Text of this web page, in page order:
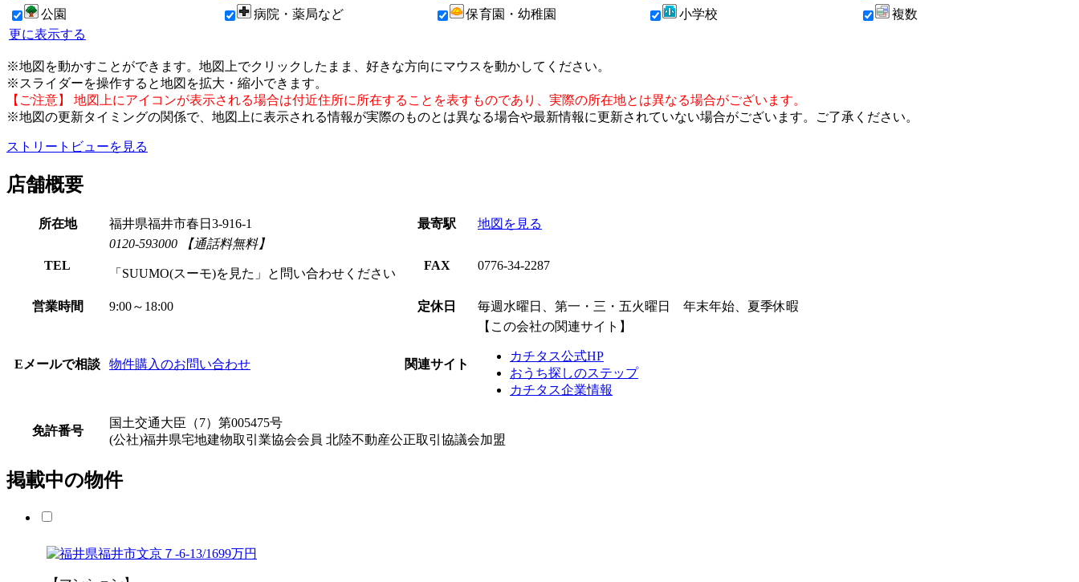
公園
病院・薬局など 保育園・幼稚園 小学校
複数
更に表示する
※地図を動かすことができます。地図上でクリックしたまま、好きな方向にマウスを動かしてください。
※スライダーを操作すると地図を拡大・縮小できます。
【ご注意】 地図上にアイコンが表示される場合は付近住所に所在することを表すものであり、実際の所在地とは異なる場合がございます。
※地図の更新タイミングの関係で、地図上に表示される情報が実際のものとは異なる場合や最新情報に更新されていない場合がございます。ご了承ください。
ストリートビューを見る
店舗概要
所在地 福井県福井市春日3-916-1 最寄駅 地図を見る
TEL
0120-593000 【通話料無料】
「SUUMO(スーモ)を見た」と問い合わせください
FAX 0776-34-2287
営業時間 9:00～18:00 定休日 毎週水曜日、第一・三・五火曜日 年末年始、夏季休暇
Eメールで相談 物件購入のお問い合わせ 関連サイト
【この会社の関連サイト】
カチタス公式HP
おうち探しのステップ
カチタス企業情報
免許番号
国土交通大臣（7）第005475号
(公社)福井県宅地建物取引業協会会員 北陸不動産公正取引協議会加盟
掲載中の物件